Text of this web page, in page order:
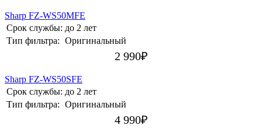
Sharp FZ-WS50MFE
Срок службы: до 2 лет
Тип фильтра: Оригинальный
2 990₽
Sharp FZ-WS50SFE
Срок службы: до 2 лет
Тип фильтра: Оригинальный
4 990₽